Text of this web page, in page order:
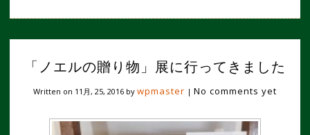
「ノエルの贈り物」展に行ってきました
Written on 11月, 25, 2016 by wpmaster | No comments yet